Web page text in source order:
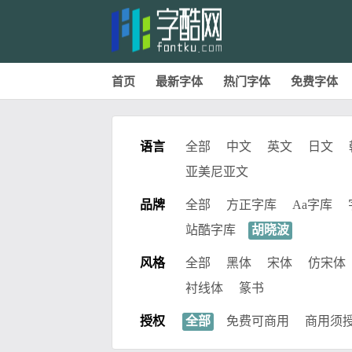
首页 最新字体 热门字体 免费字体
语言 全部 中文 英文 日文
亚美尼亚文
品牌 全部 方正字库 Aa字库
站酷字库
胡晓波
风格 全部 黑体 宋体
仿宋体
衬线体
篆书
授权 全部 免费可商用 商用须